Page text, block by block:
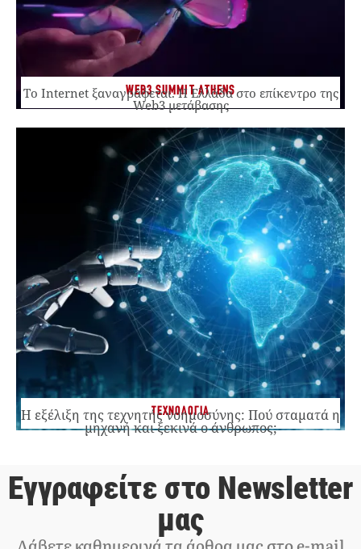
WEB3 SUMMIT ATHENS
Το Internet ξαναγράφεται. Η Ελλάδα στο επίκεντρο της
Web3 μετάβασης
ΤΕΧΝΟΛΟΓΙΑ
Η εξέλιξη της τεχνητής νοημοσύνης: Πού σταματά η
μηχανή και ξεκινά ο άνθρωπος;
Εγγραφείτε στο Newsletter
μας